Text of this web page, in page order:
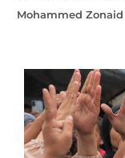
Mohammed Zonaid